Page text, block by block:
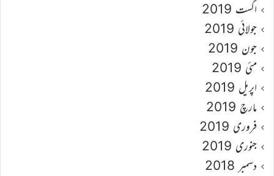
اگست 2019
جولائی 2019
جون 2019
مئی 2019
اپریل 2019
مارچ 2019
فروری 2019
جنوری 2019
دسمبر 2018